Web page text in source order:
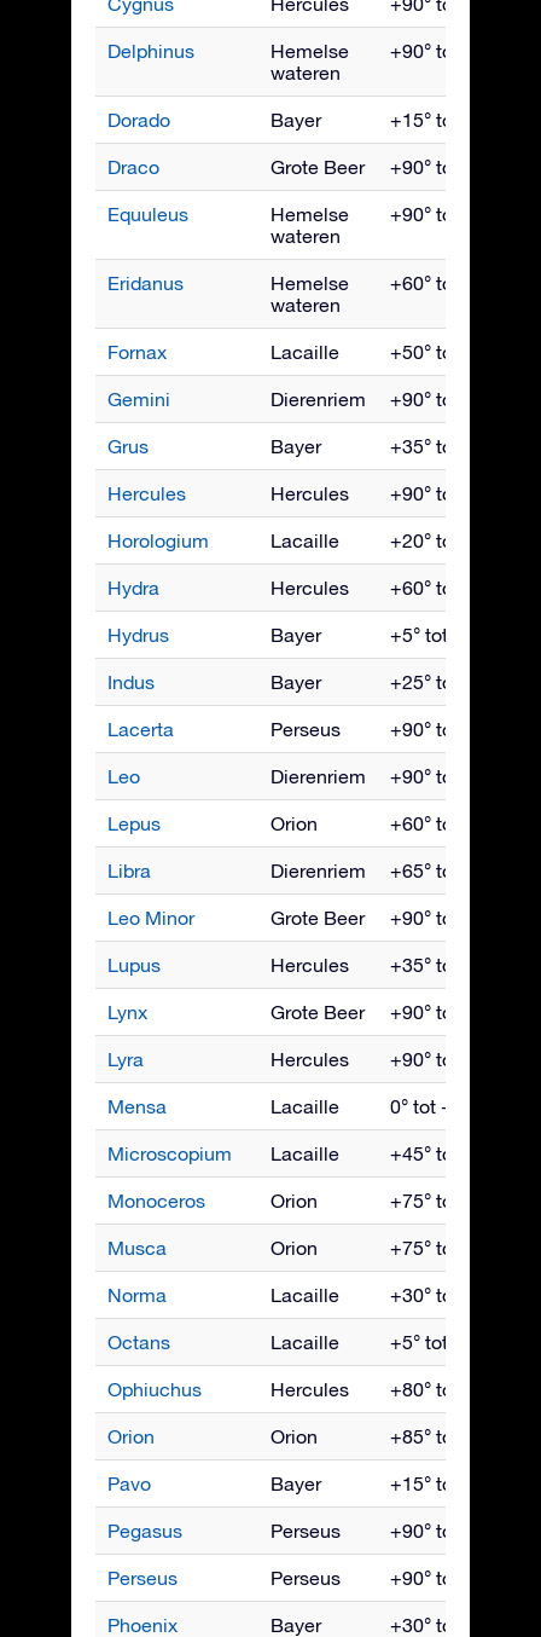
Delphinus
Hemelse
wateren
+90° tot -70°
Dorado Bayer +15° tot -90°
Draco Grote Beer +90° tot -15°
Equuleus
Hemelse
wateren
+90° tot -70°
Eridanus
Hemelse
wateren
+60° tot -90°
Fornax Lacaille +50° tot -90°
Gemini Dierenriem +90° tot -60°
Grus Bayer +35° tot -90°
Hercules Hercules +90° tot -50°
Horologium Lacaille +20° tot -90°
Hydra Hercules +60° tot -90°
Hydrus Bayer +5° tot -90°
Indus Bayer +25° tot -90°
Lacerta Perseus +90° tot -35°
Leo Dierenriem +90° tot -65°
Lepus Orion +60° tot -90°
Libra Dierenriem +65° tot -90°
Leo Minor Grote Beer +90° tot -45°
Lupus Hercules +35° tot -90°
Lynx Grote Beer +90° tot -35°
Lyra Hercules +90° tot -40°
Mensa Lacaille 0° tot -90°
Microscopium Lacaille +45° tot -90°
Monoceros Orion +75° tot -85°
Musca Orion +75° tot -85°
Norma Lacaille +30° tot -90°
Octans Lacaille +5° tot -90°
Ophiuchus Hercules +80° tot -80°
Orion Orion +85° tot -75°
Pavo Bayer +15° tot -90°
Pegasus Perseus +90° tot -60°
Perseus Perseus +90° tot -35°
Phoenix Bayer +30° tot -90°